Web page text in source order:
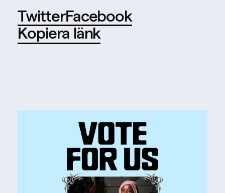
TwitterFacebook
Kopiera länk